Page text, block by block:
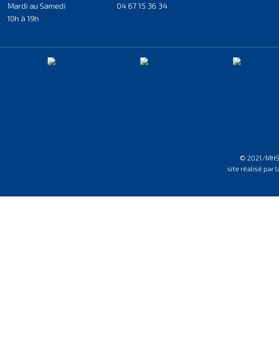
Mardi au Samedi
10h à 19h
04 67 15 36 34
© 2021/
site réalisé par